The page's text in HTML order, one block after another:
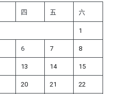
四 五 六
1
6 7 8
13 14 15
20 21 22